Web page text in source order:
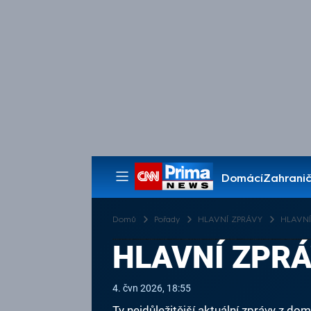
Domácí
Pořady
Domů Pořady HLAVNÍ ZPRÁVY
HLAVNÍ
4. čvn 2026, 18:55